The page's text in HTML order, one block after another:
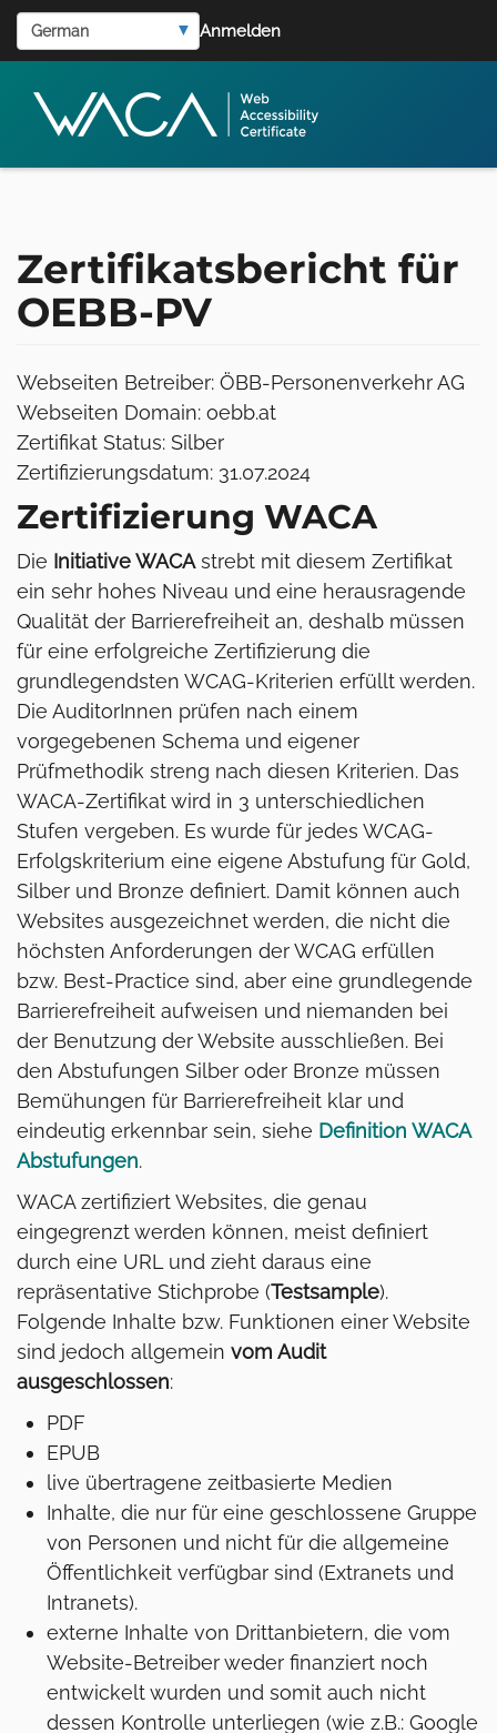
Direkt
zum
Select
your
User
account
menu
Anmelden
Zertifikatsbericht für
OEBB-PV
Webseiten Betreiber: ÖBB-Personenverkehr AG
Webseiten Domain: oebb.at
Zertifikat Status: Silber
Zertifizierungsdatum: 31.07.2024
Zertifizierung WACA
Die Initiative WACAstrebt mit diesem Zertifikat
ein sehr hohes Niveau und eine herausragende
Qualität der Barrierefreiheit an, deshalb müssen
für eine erfolgreiche Zertifizierung die
grundlegendsten WCAG-Kriterien erfüllt werden.
Die AuditorInnen prüfen nach einem
vorgegebenen Schema und eigener
Prüfmethodik streng nach diesen Kriterien. Das
WACA-Zertifikat wird in 3 unterschiedlichen
Stufen vergeben. Es wurde für jedes WCAG-
Erfolgskriterium eine eigene Abstufung für Gold,
Silber und Bronze definiert. Damit können auch
Websites ausgezeichnet werden, die nicht die
höchsten Anforderungen der WCAG erfüllen
bzw. Best-Practice sind, aber eine grundlegende
Barrierefreiheit aufweisen und niemanden bei
der Benutzung der Website ausschließen. Bei
den Abstufungen Silber oder Bronze müssen
Bemühungen für Barrierefreiheit klar und
eindeutig erkennbar sein, siehe Definition WACA
Abstufungen.
WACA zertifiziert Websites, die genau
eingegrenzt werden können, meist definiert
durch eine URL und zieht daraus eine
repräsentative Stichprobe (Testsample).
Folgende Inhalte bzw. Funktionen einer Website
sind jedoch allgemein vom Audit
ausgeschlossen:
PDF
EPUB
live übertragene zeitbasierte Medien
Inhalte, die nur für eine geschlossene Gruppe
von Personen und nicht für die allgemeine
Öffentlichkeit verfügbar sind (Extranets und
Intranets).
externe Inhalte von Drittanbietern, die vom
Website-Betreiber weder finanziert noch
entwickelt wurden und somit auch nicht
dessen Kontrolle unterliegen (wie z.B.: Google